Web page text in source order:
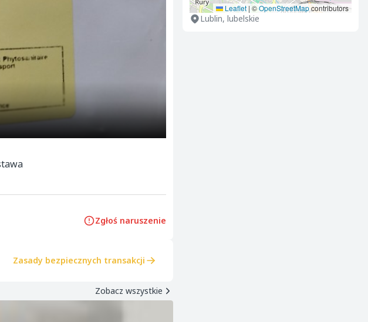
Zgłoś naruszenie
Zasady bezpiecznych transakcji
Zobacz wszystkie
Leaflet | ©OpenStreetMapcontributors
Lublin, lubelskie